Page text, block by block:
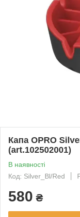
Капа OPRO
(art.102502001)
В наявності
Код: Silver_Bl/Red
580 ₴